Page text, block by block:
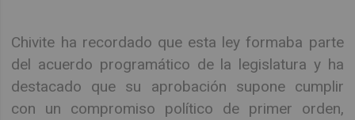
Chivite ha recordado que esta ley formaba parte
del acuerdo programático de la legislatura y ha
destacado que su aprobación supone cumplir
con un compromiso político de primer orden,